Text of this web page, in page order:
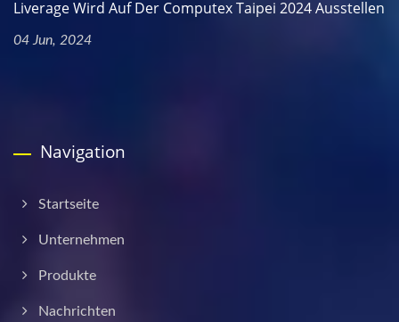
Liverage Wird Auf Der Computex Taipei 2024 Ausstellen
04 Jun, 2024
Navigation
Startseite
Unternehmen
Produkte
Nachrichten